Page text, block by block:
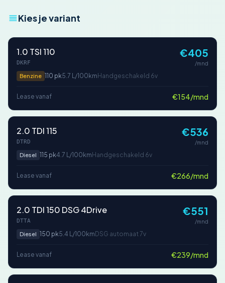
Kies je variant
1.0 TSI 110
DKRF
Benzine 110 pk5.7 L/100km Handgeschakeld 6v
€405
/mnd
Lease vanaf €154/mnd
2.0 TDI 115
DTRD
Diesel 115 pk4.7 L/100km Handgeschakeld 6v
€536
/mnd
Lease vanaf €266/mnd
2.0 TDI 150 DSG 4Drive
DTTA
Diesel 150 pk5.4 L/100km DSG automaat 7v
€551
/mnd
Lease vanaf €239/mnd